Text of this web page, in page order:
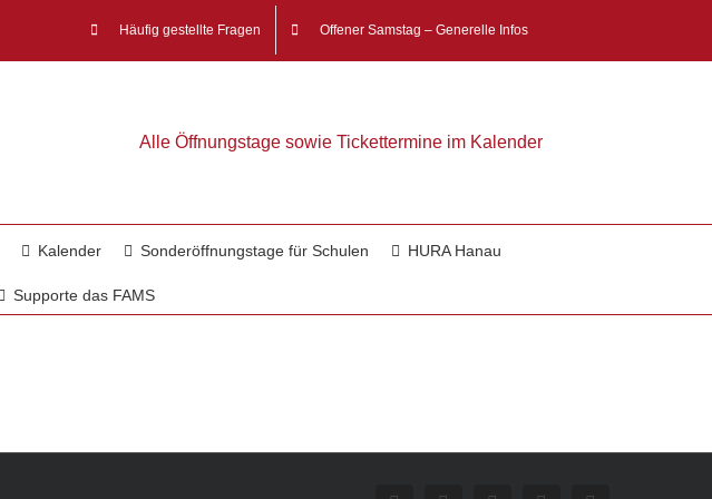
Häufig gestellte Fragen Offener Samstag – Generelle Infos
Alle Öffnungstage sowie Tickettermine im Kalender
Kalender Sonderöffnungstage für Schulen HURA Hanau
Supporte das FAMS